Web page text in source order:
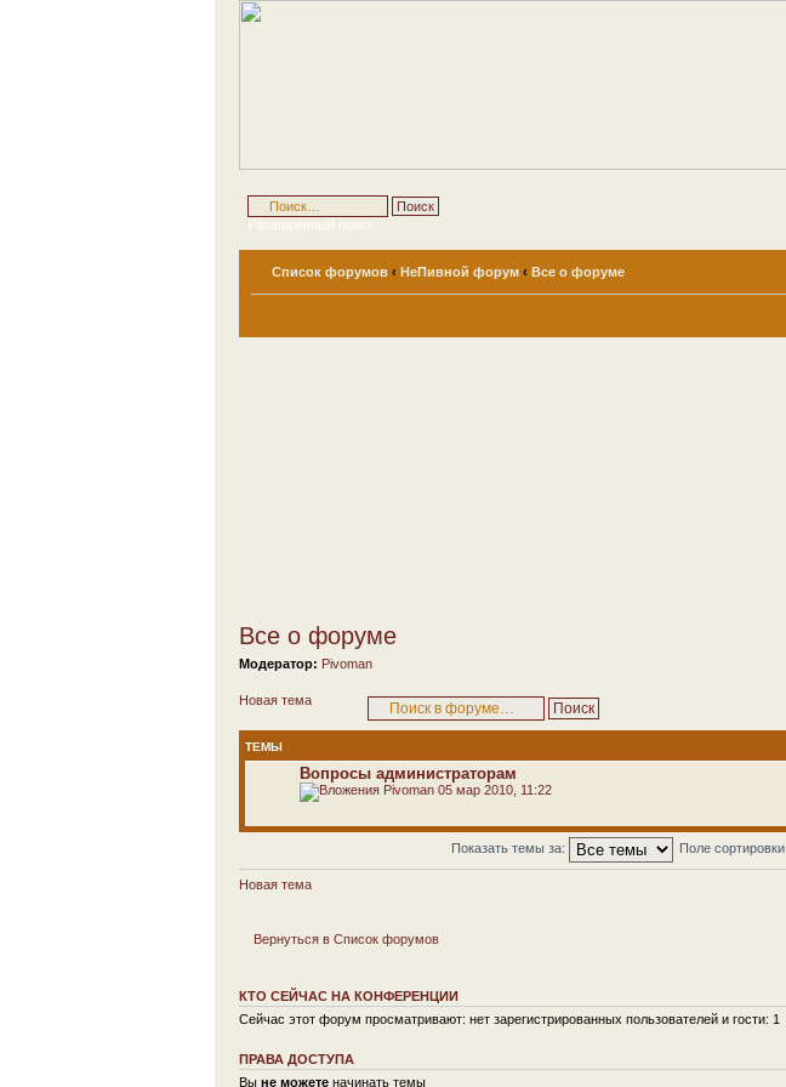
Расширенный поиск
Список форумов ‹ НеПивной форум ‹ Все о форуме
Все о форуме
Модератор: Pivoman
Новая тема
ТЕМЫ
Вопросы администраторам
Pivoman 05 мар 2010, 11:22
Показать темы за: Поле сортировки
Новая тема
Вернуться в Список форумов
КТО СЕЙЧАС НА КОНФЕРЕНЦИИ
Сейчас этот форум просматривают: нет зарегистрированных пользователей и гости: 1
ПРАВА ДОСТУПА
Вы не можете начинать темы